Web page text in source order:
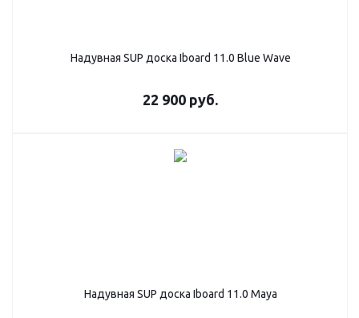
Надувная SUP дoска Iboard 11.0 Blue Wave
22 900 руб.
Надувная SUP дoска Iboard 11.0 Maya